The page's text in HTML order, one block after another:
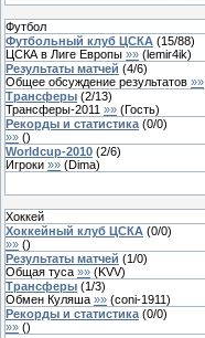
Футбол
Футбольный клуб ЦСКА (15/88)
ЦСКА в Лиге Европы »» (lemir4ik)
Результаты матчей (4/6)
Общее обсуждение результатов »»
Трансферы (2/13)
Трансферы-2011 »» (Гость)
Рекорды и статистика (0/0)
»» ()
Worldcup-2010 (2/6)
Игроки »» (Dima)
Хоккей
Хоккейный клуб ЦСКА (0/0)
»» ()
Результаты матчей (1/0)
Общая туса »» (KVV)
Трансферы (1/3)
Обмен Куляша »» (coni-1911)
Рекорды и статистика (0/0)
»» ()